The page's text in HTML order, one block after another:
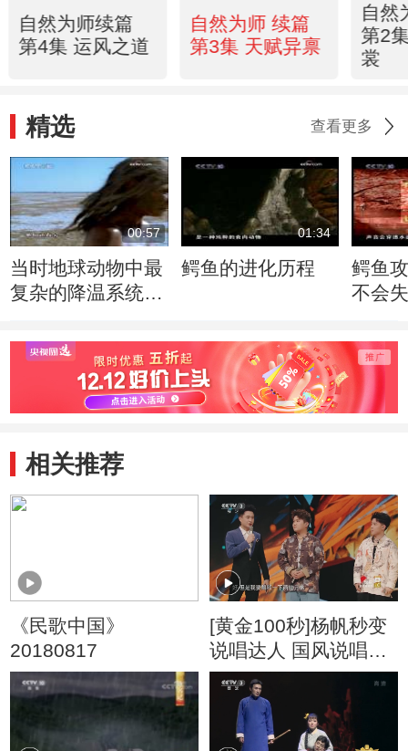
自然为师续篇
第4集 运风之道
自然为师 续篇
第3集 天赋异禀
自然
第2
裳
精选 查看更多
00:57
当时地球动物中最
复杂的降温系统出
01:34
鳄鱼的进化历程
鳄鱼
不会
相关推荐
《民歌中国》
20180817
[黄金100秒]杨帆秒变
说唱达人 国风说唱耳
目一新